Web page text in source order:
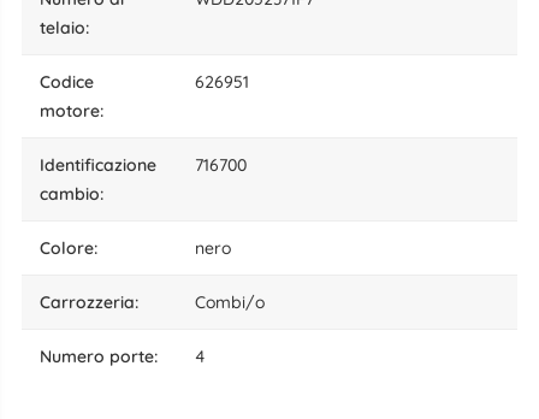
telaio:
codice
motore:
626951
identificazione
cambio:
716700
colore: nero
carrozzeria: Combi/o
numero porte: 4